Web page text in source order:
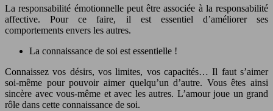
La responsabilité émotionnelle peut être associée à la responsabilité
affective. Pour ce faire, il est essentiel d’améliorer ses
comportements envers les autres.
La connaissance de soi est essentielle !
Connaissez vos désirs, vos limites, vos capacités… Il faut s’aimer
soi-même pour pouvoir aimer quelqu’un d’autre. Vous êtes ainsi
sincère avec vous-même et avec les autres. L’amour joue un grand
rôle dans cette connaissance de soi.